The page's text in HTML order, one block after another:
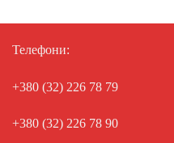
Телефони:
+380 (32) 226 78 79
+380 (32) 226 78 90